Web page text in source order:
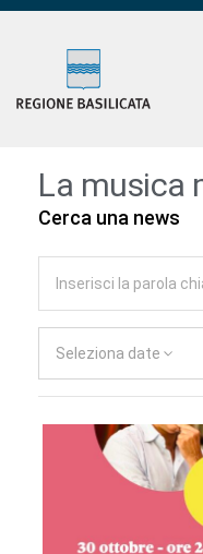
La musica
Cerca una news
Seleziona date